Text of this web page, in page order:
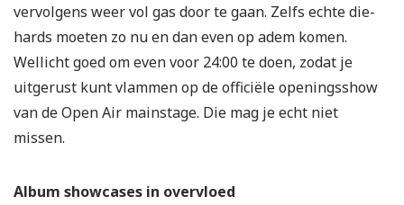
vervolgens weer vol gas door te gaan. Zelfs echte die-
hards moeten zo nu en dan even op adem komen.
Wellicht goed om even voor 24:00 te doen, zodat je
uitgerust kunt vlammen op de officiële openingsshow
van de Open Air mainstage. Die mag je echt niet
missen.
Album showcases in overvloed